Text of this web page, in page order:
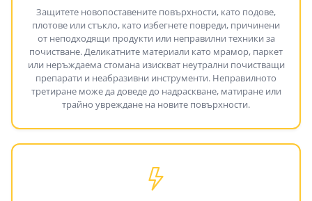
Защитете новопоставените повърхности, като подове,
плотове или стъкло, като избегнете повреди, причинени
от неподходящи продукти или неправилни техники за
почистване. Деликатните материали като мрамор, паркет
или неръждаема стомана изискват неутрални почистващи
препарати и неабразивни инструменти. Неправилното
третиране може да доведе до надраскване, матиране или
трайно увреждане на новите повърхности.